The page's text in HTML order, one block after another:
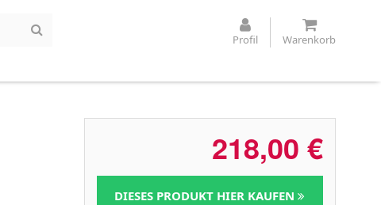
Profil Warenkorb
218,00 €
DIESES PRODUKT HIER KAUFEN